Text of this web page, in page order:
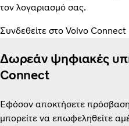
τον λογαριασμό σας.
Συνδεθείτε στο Volvo Connect
Δωρεάν ψηφιακές
Connect
Εφόσον αποκτήσετε
μπορείτε να επωφεληθείτε